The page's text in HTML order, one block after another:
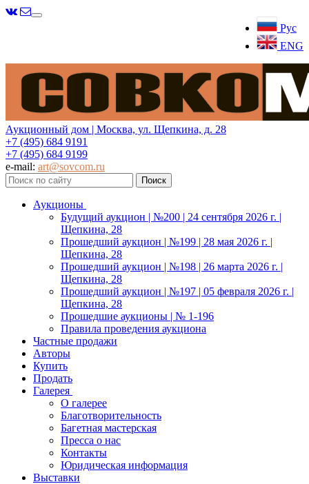
Рус
ENG
Меню
Аукционный дом | Москва, ул. Щепкина, д. 28
+7 (495) 684 9191
+7 (495) 684 9199
e-mail: art@sovcom.ru
Аукционы
Будущий аукцион | №200 | 24 сентября 2026 г. |
Щепкина, 28
Прошедший аукцион | №199 | 28 мая 2026 г. |
Щепкина, 28
Прошедший аукцион | №198 | 26 марта 2026 г. |
Щепкина, 28
Прошедший аукцион | №197 | 05 февраля 2026 г. |
Щепкина, 28
Прошедшие аукционы | № 1-196
Правила проведения аукциона
Частные продажи
Авторы
Купить
Продать
Галерея
О галерее
Благотворительность
Багетная мастерская
Пресса о нас
Контакты
Юридическая информация
Выставки